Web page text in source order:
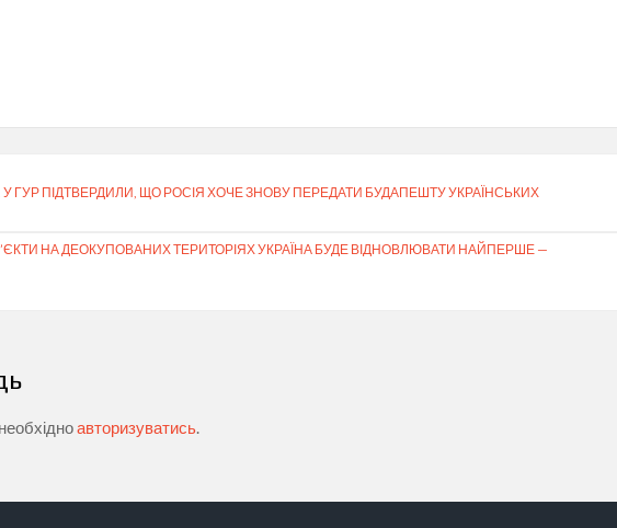
У ГУР ПІДТВЕРДИЛИ, ЩО РОСІЯ ХОЧЕ ЗНОВУ ПЕРЕДАТИ БУДАПЕШТУ УКРАЇНСЬКИХ
НА ДЕОКУПОВАНИХ ТЕРИТОРІЯХ УКРАЇНА БУДЕ ВІДНОВЛЮВАТИ НАЙПЕРШЕ —
авторизуватись.